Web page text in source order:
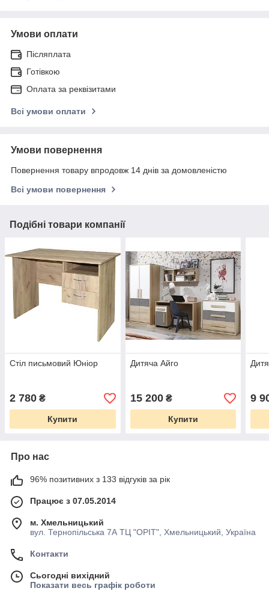
Умови оплати
Післяплата
Готівкою
Оплата за реквізитами
Всі умови оплати
Умови повернення
Повернення товару впродовж 14 днів за домовленістю
Всі умови повернення
Подібні товари компанії
Стіл письмовий Юніор
2 780 ₴
Купити
Дитяча Айго
15 200₴
Купити
9
Про нас
96% позитивних з 133 відгуків за рік
Працює з 07.05.2014
м. Хмельницький
вул. Тернопільська 7А ТЦ "ОРІТ", Хмельницький, Україна
Контакти
Сьогодні вихідний
Показати весь графік роботи